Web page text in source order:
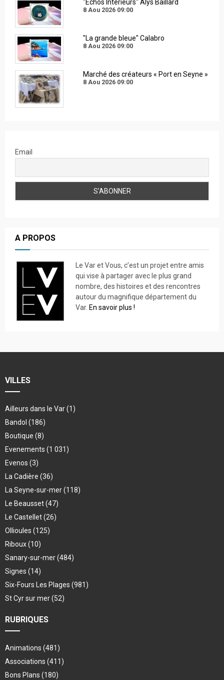
"Échos Intérieurs" Alys Baillard
8 Aou 2026 09:00
"La grande bleue" Calabro
8 Aou 2026 09:00
Marché des créateurs « Port en Seyne »
8 Aou 2026 09:00
Email
A PROPOS
Le Var et Vous, c’est un projet entre amis
qui vise à partager avec le plus grand
nombre, des histoires et des rencontres
autour du magnifique département du
Var. En savoir plus !
VILLES
Ailleurs dans le Var(1)
Bandol (186)
Boutique (8)
Evenements (1 031)
Evenos (3)
La Cadière (36)
La Seyne-sur-mer(118)
Le Beausset(47)
Le Castellet(26)
Ollioules (125)
Riboux(10)
Sanary-sur-mer(484)
Signes (14)
Six-Fours Les Plages (981)
St Cyr sur mer(52)
RUBRIQUES
Animations (481)
Associations (411)
Bons Plans (180)